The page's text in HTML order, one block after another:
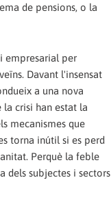
de pensions, o la
empresarial per
Davant l'insensat
a una nova
crisi han estat la
mecanismes que
torna inútil si es perd
Perquè la feble
dels subjectes i sectors